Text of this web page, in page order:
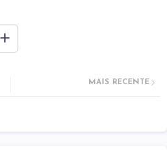
MAIS RECENTE